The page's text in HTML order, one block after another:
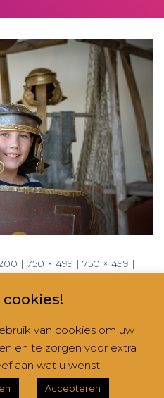
| 750 × 499 | 750 × 499 |
RUBRIEKEN
doorThemeIsle
cookies!
van cookies om uw
en te zorgen voor extra
aan wat u wenst.
Accepteren